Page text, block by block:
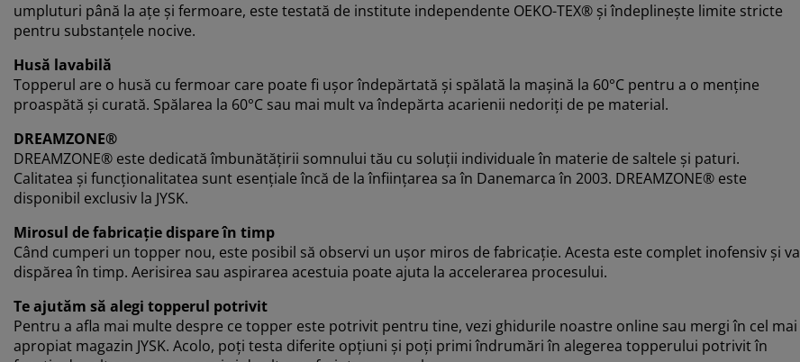
umpluturi până la ațe și fermoare, este testată de institute independente OEKO-TEX® și îndeplinește limite stricte
pentru substanțele nocive.
Husă lavabilă
Topperul are o husă cu fermoar care poate fi ușor îndepărtată și spălată la mașină la 60°C pentru a o menține
proaspătă și curată. Spălarea la 60°C sau mai mult va îndepărta acarienii nedoriți de pe material.
DREAMZONE®
DREAMZONE® este dedicată îmbunătățirii somnului tău cu soluții individuale în materie de saltele și paturi.
Calitatea și funcționalitatea sunt esențiale încă de la înființarea sa în Danemarca în 2003. DREAMZONE® este
disponibil exclusiv la JYSK.
Mirosul de fabricație dispare în timp
Când cumperi un topper nou, este posibil să observi un ușor miros de fabricație. Acesta este complet inofensiv și va
dispărea în timp. Aerisirea sau aspirarea acestuia poate ajuta la accelerarea procesului.
Te ajutăm să alegi topperul potrivit
Pentru a afla mai multe despre ce topper este potrivit pentru tine, vezi ghidurile noastre online sau mergi în cel mai
apropiat magazin JYSK. Acolo, poți testa diferite opțiuni și poți primi îndrumări în alegerea topperului potrivit în